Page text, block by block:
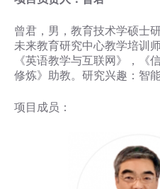
曾君，男，教育技术学硕士
未来教育研究中心教学培训
《英语教学与互联网》，《
修炼》助教。研究兴趣：智
项目成员：